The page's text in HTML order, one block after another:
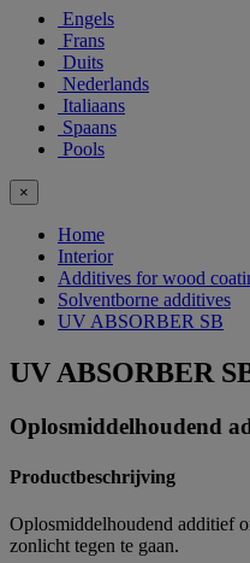
Engels
Frans
Duits
Nederlands
Italiaans
Spaans
Pools
×
Home
Interior
Additives for wood
Solventborne additives
UV ABSORBER SB
UV ABSORBER
Oplosmiddelhoudend
Productbeschrijving
Oplosmiddelhoudend additief
zonlicht tegen te gaan.